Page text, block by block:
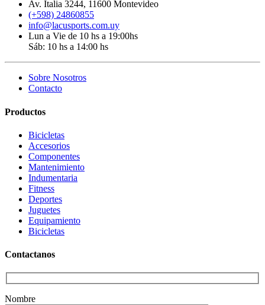
Av. Italia 3244, 11600 Montevideo
(+598) 24860855
info@lacusports.com.uy
Lun a Vie de 10 hs a 19:00hs
Sáb: 10 hs a 14:00 hs
Sobre Nosotros
Contacto
Productos
Bicicletas
Accesorios
Componentes
Mantenimiento
Indumentaria
Fitness
Deportes
Juguetes
Equipamiento
Bicicletas
Contactanos
Nombre